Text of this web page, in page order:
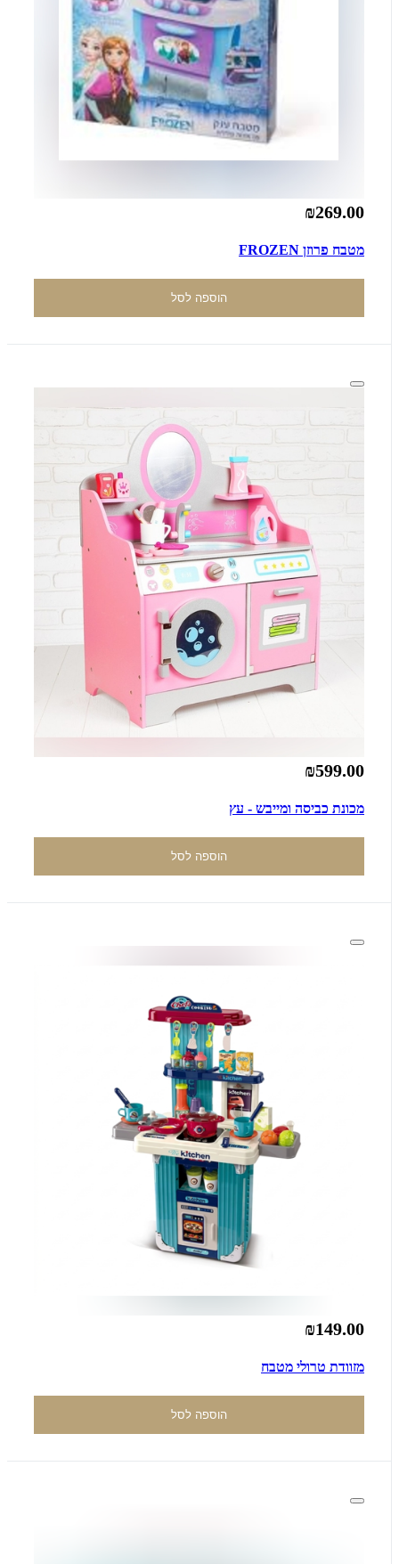
₪269.00
מטבח פרוזן FROZEN
הוספה לסל
₪599.00
מכונת כביסה ומייבש - עץ
הוספה לסל
₪149.00
מזוודת טרולי מטבח
הוספה לסל